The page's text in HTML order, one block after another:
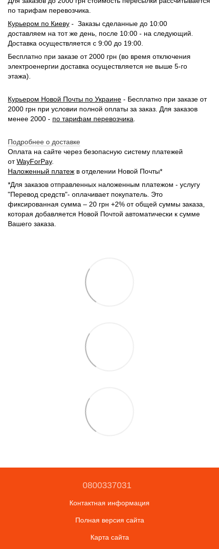
по тарифам перевозчика.
Курьером по Киеву - Заказы сделанные до 10:00
доставляем на тот же день, после 10:00 - на следующий.
Доставка осуществляется с 9:00 до 19:00.
Бесплатно при заказе от 2000 грн (во время отключения
электроенергии доставка осуществляется не выше 5-го
этажа).
Курьером Новой Почты по Украине - Бесплатно при заказе от
2000 грн при условии полной оплаты за заказ. Для заказов
менее 2000 - по тарифам перевозчика
Подробнее о доставке
Оплата на сайте через безопасную систему платежей
отWayForPay.
Наложенный платеж в отделении Новой Почты*
*Для заказов отправленных наложенным платежом - услугу
"Перевод средств"- оплачивает покупатель. Это
фиксированная сумма – 20 грн +2% от общей суммы заказа,
которая добавляется Новой Почтой автоматически к сумме
Вашего заказа.
0800337031
Контактная информация
Полная версия сайта
Карта сайта